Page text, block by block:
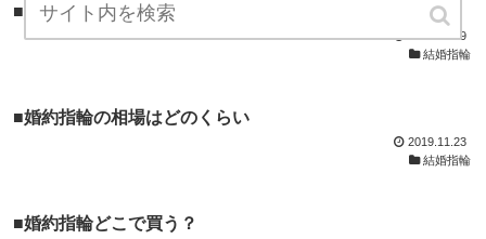
■婚約指輪選びに困ったら見るサイト
2020.01.29
結婚指輪
■婚約指輪の相場はどのくらい
2019.11.23
結婚指輪
■婚約指輪どこで買う？